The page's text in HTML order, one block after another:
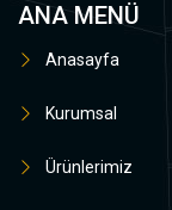
ANA MENÜ
Anasayfa
Kurumsal
Ürünlerimiz